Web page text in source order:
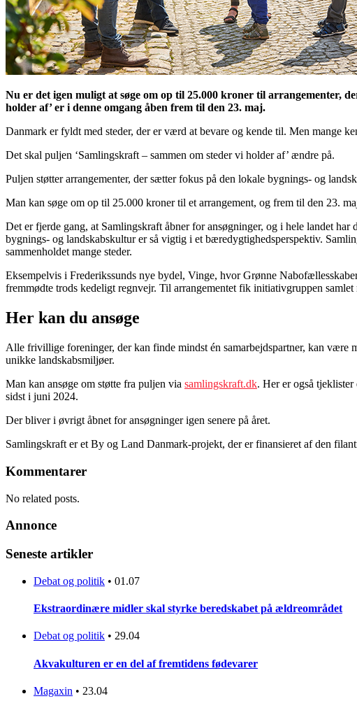
Nu er det igen muligt at søge om op til 25.000 kroner til arrangementer,
holder af’ er i denne omgang åben frem til den 23. maj.
Danmark er fyldt med steder, der er værd at bevare og kende til. Men mange
Det skal puljen ‘Samlingskraft – sammen om steder vi holder af’ ændre på.
Puljen støtter arrangementer, der sætter fokus på den lokale bygnings- og
Man kan søge om op til 25.000 kroner til et arrangement, og frem til den 23.
Det er fjerde gang, at Samlingskraft åbner for ansøgninger, og i hele landet
bygnings- og landskabskultur er så vigtig i et bæredygtighedsperspektiv.
sammenholdet mange steder.
Eksempelvis i Frederikssunds nye bydel, Vinge, hvor Grønne
fremmødte trods kedeligt regnvejr. Til arrangementet fik initiativgruppen
Her kan du ansøge
Alle frivillige foreninger, der kan finde mindst én samarbejdspartner, kan være
unikke landskabsmiljøer.
Man kan ansøge om støtte fra puljen via samlingskraft.dk. Her er også
sidst i juni 2024.
Der bliver i øvrigt åbnet for ansøgninger igen senere på året.
Samlingskraft er et By og Land Danmark-projekt, der er finansieret af den
Kommentarer
No related posts.
Annonce
Seneste artikler
Debat og politik • 01.07
Ekstraordinære midler skal styrke beredskabet på ældreområdet
Debat og politik • 29.04
Akvakulturen er en del af fremtidens fødevarer
Magaxin • 23.04